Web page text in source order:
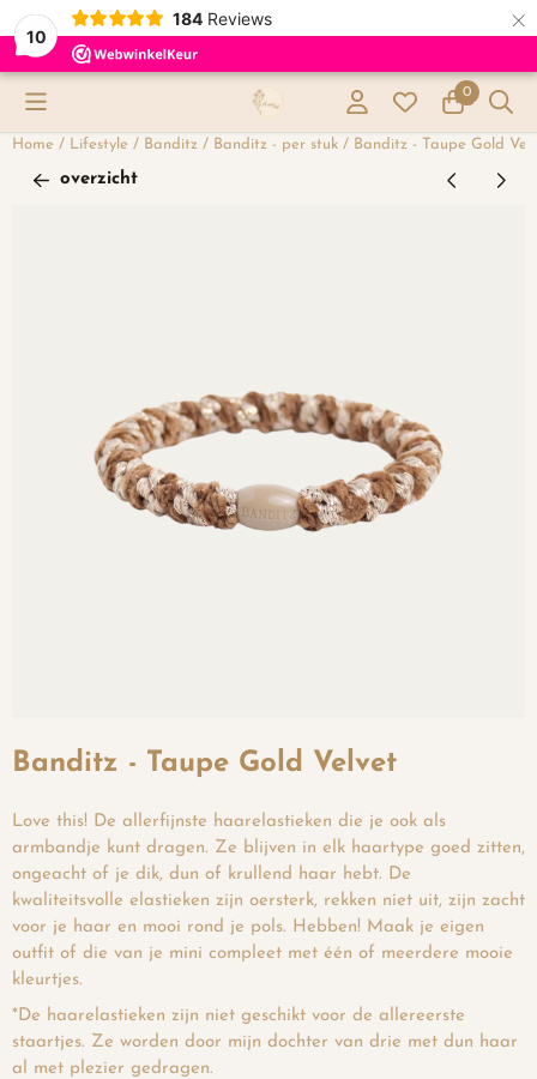
10
184 Reviews ×
Cookievoorkeuren zijn momenteel gesloten.
0
Home / Lifestyle / Banditz / Banditz - per stuk / Banditz - Taupe Gold
overzicht
Banditz - Taupe Gold Velvet
Love this! De allerfijnste haarelastieken die je ook als
armbandje kunt dragen. Ze blijven in elk haartype goed zitten,
ongeacht of je dik, dun of krullend haar hebt. De
kwaliteitsvolle elastieken zijn oersterk, rekken niet uit, zijn zacht
voor je haar en mooi rond je pols. Hebben! Maak je eigen
outfit of die van je mini compleet met één of meerdere mooie
kleurtjes.
*De haarelastieken zijn niet geschikt voor de allereerste
staartjes. Ze worden door mijn dochter van drie met dun haar
al met plezier gedragen.